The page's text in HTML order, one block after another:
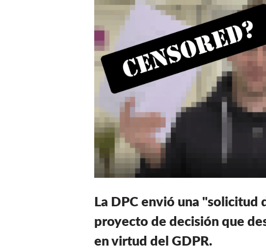
La DPC envió una "solicitud
proyecto de decisión que
en virtud del GDPR.